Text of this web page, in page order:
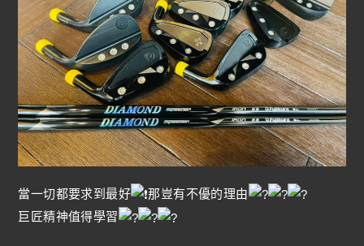
當一切都要求到最好
那豈有不優的理由
巨匠精神值得學習